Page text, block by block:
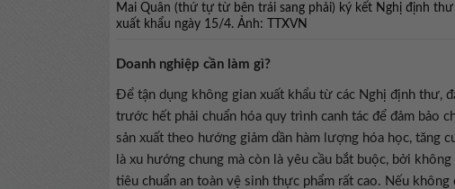
Mai Quân (thứ tự từ bên trái sang phải) ký kết Nghị định
xuất khẩu ngày 15/4. Ảnh: TTXVN
Doanh nghiệp cần làm gì?
Để tận dụng không gian xuất khẩu từ các Nghị định thư,
trước hết phải chuẩn hóa quy trình canh tác để đảm bảo
sản xuất theo hướng giảm dần hàm lượng hóa học, tăng
là xu hướng chung mà còn là yêu cầu bắt buộc, bởi
tiêu chuẩn an toàn vệ sinh thực phẩm rất cao. Nếu